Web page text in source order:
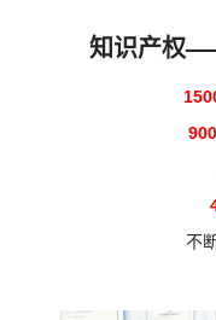
知识产权
900
不